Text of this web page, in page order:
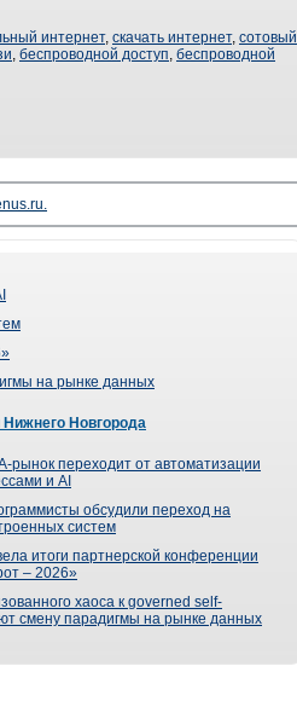
интернет, скачать интернет, сотовый
, беспроводной доступ, беспроводной
на рынке данных
Нижнего Новгорода
рынок переходит от автоматизации
и AI
обсудили переход на
систем
итоги партнерской конференции
– 2026»
хаоса к governed self-
смену парадигмы на рынке данных